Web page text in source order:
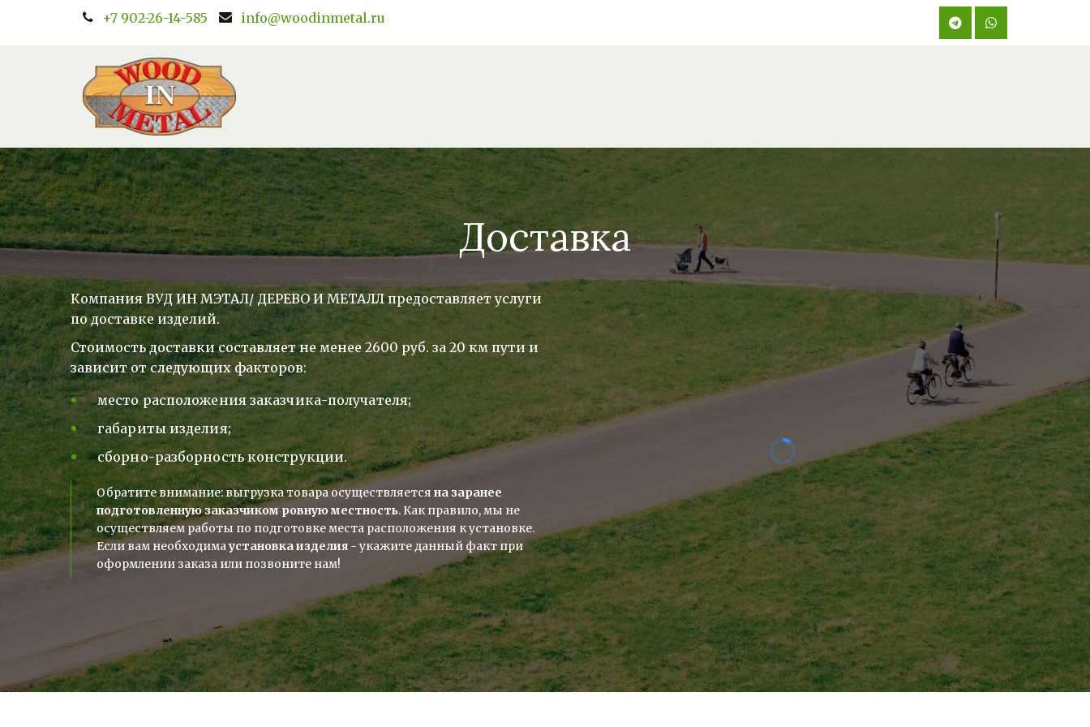
+7 902-26-14-585 info@woodinmetal.ru
Доставка
Компания ВУД ИН МЭТАЛ/ ДЕРЕВО И МЕТАЛЛ предоставляет услуги
по доставке изделий.
Стоимость доставки составляет не менее 2600 руб. за 20 км пути и
зависит от следующих факторов:
место расположения заказчика-получателя;
габариты изделия;
сборно-разборность конструкции.
Обратите внимание: выгрузка товара осуществляется на заранее
подготовленную заказчиком ровную местность. Как правило, мы не
осуществляем работы по подготовке места расположения к установке.
Если вам необходима установка изделия - укажите данный факт при
оформлении заказа или позвоните нам!